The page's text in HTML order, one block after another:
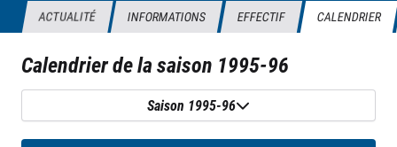
ACTUALITÉ INFORMATIONS EFFECTIF CALENDRIER
Calendrier de la saison 1995-96
Saison 1995-96